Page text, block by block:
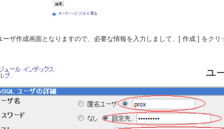
ーザ作成画面となりますので、必要な情報を入力しまして、[ 作成 ] をクリ